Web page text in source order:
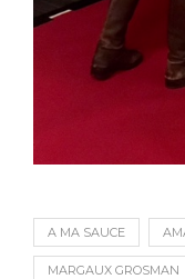
A MA SAUCE
MARGAUX GROSMAN